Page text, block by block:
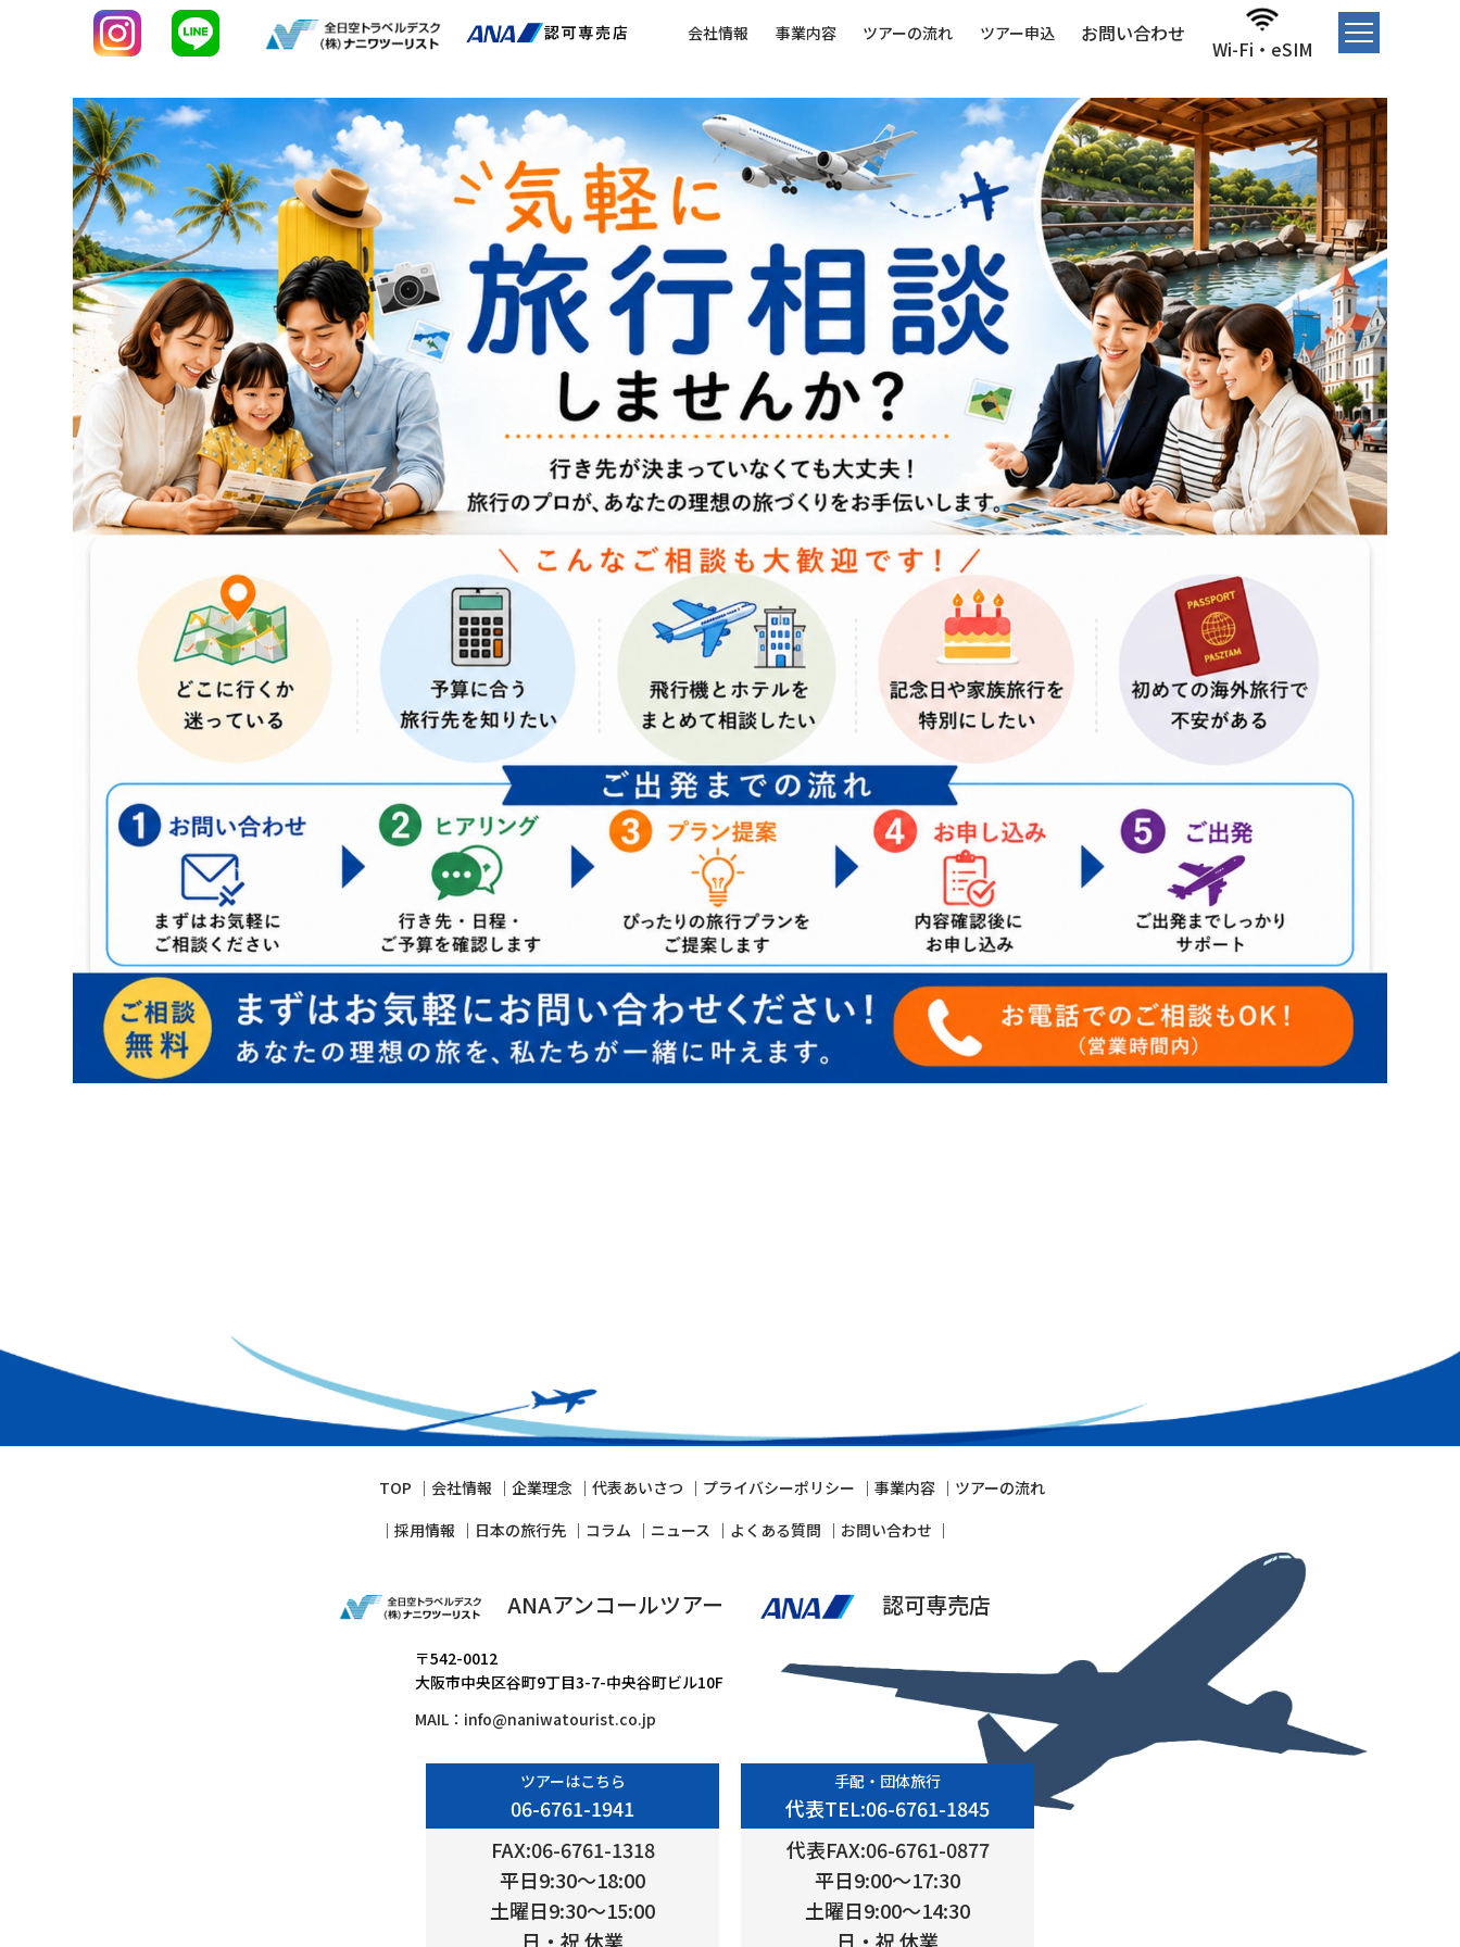
会社情報 事業内容 ツアーの流れ ツアー申込 お問い合わせ
Wi-Fi・eSIM
TOP 会社情報 企業理念 代表あいさつ プライバシーポリシー 事業内容
ツアーの流れ
採⽤情報
⽇本の旅⾏先 コラム ニュース よくある質問 お問い合わせ
ANAアンコールツアー 認可専売店
〒542-0012
大阪市中央区谷町9丁目3-7-中央谷町ビル10F
MAIL： info@naniwatourist.co.jp
ツアーはこちら
06-6761-1941
FAX:06-6761-1318
平日9:30〜18:00
土曜日9:30〜15:00
日・祝 休業
手配・団体旅行
代表TEL:06-6761-1845
代表FAX:06-6761-0877
平日9:00〜17:30
土曜日9:00〜14:30
日・祝 休業